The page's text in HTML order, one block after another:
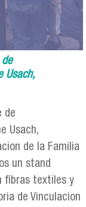
Usach,
de
Usach,
de la Familia
un stand
fibras textiles y
de Vinculacion